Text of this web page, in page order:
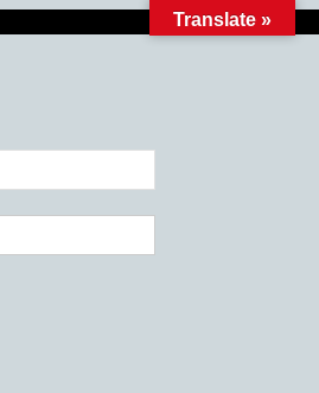
Translate »